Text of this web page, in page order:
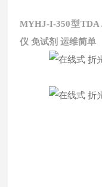
MYHJ-I-350型TDA
仪 免试剂 运维简单